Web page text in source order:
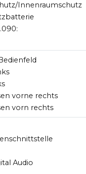
Innenraumschutz
vorne rechts
vorn rechts
Audio